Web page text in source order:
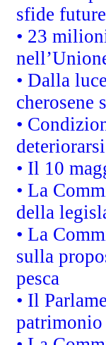
sfide future
• 23
• Dalla
cherosene
•
• Il 10
• La
della
• La
sulla
pesca
• Il
patrimonio